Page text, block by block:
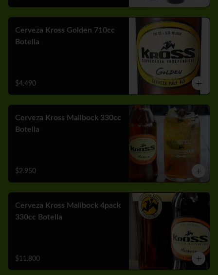
Cerveza Kross Golden 710cc
Botella
$4.490
Cerveza Kross Mailbock 330cc
Botella
$2.950
Cerveza Kross Malibock 4pack
330cc Botella
$11.800